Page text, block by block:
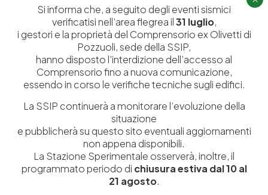
Iscriviti alla Newsletter
Ora è possibile restare sempre in contatto con noi
riguardo le ultime notizie della Stazione…
by Admin_dev2 0 0
Si informa che, a seguito degli eventi sismici
verificatisi nell’area flegrea il31 luglio,
i gestori e la proprietà del Comprensorio ex Olivetti di
Pozzuoli, sede della SSIP,
hanno disposto l’interdizione dell’accesso al
Comprensorio fino a nuova comunicazione,
essendo in corso le verifiche tecniche sugli edifici.
La SSIP continuerà a monitorare l’evoluzione della
situazione
e pubblicherà su questo sito eventuali aggiornamenti
non appena disponibili.
La Stazione Sperimentale osserverà, inoltre, il
programmato periodo di chiusura estiva dal 10 al
21 agosto.